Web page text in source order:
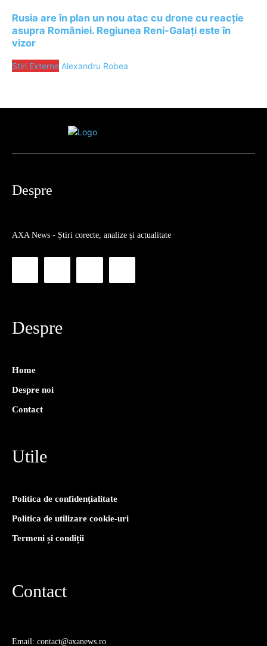
Rusia are în plan un nou atac cu drone cu reacție
asupra României. Regiunea Reni-Galați este în
vizor
Stiri Externe Alexandru Robea
Despre
AXA News - Știri corecte, analize și actualitate
Despre
Home
Despre noi
Contact
Utile
Politica de confidențialitate
Politica de utilizare cookie-uri
Termeni și condiții
Contact
Email: contact@axanews.ro